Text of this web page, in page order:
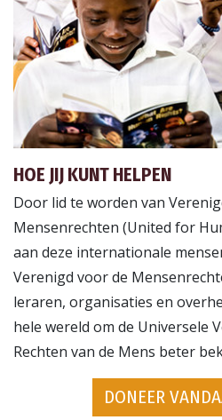
HOE JIJ KUNT HELPEN
Door lid te worden van
Mensenrechten (United for
aan deze internationale
Verenigd voor de
leraren, organisaties en
hele wereld om de Universele
Rechten van de Mens beter
DONEER